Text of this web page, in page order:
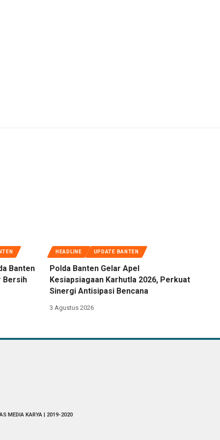
Banten
Bersih
HEADLINE UPDATE BANTEN
Polda Banten Gelar Apel
Kesiapsiagaan Karhutla 2026, Perkuat
Sinergi Antisipasi Bencana
3 Agustus 2026
MEDIA KARYA | 2019-2020